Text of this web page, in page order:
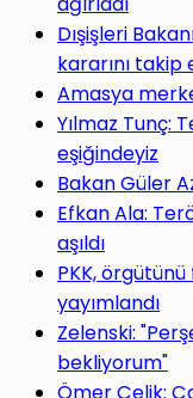
Dışişleri
kararını takip
Amasya
Yılmaz Tunç:
eşiğindeyiz
Bakan Güler
Efkan Ala:
aşıldı
PKK,
yayımlandı
Zelenski:
bekliyorum"